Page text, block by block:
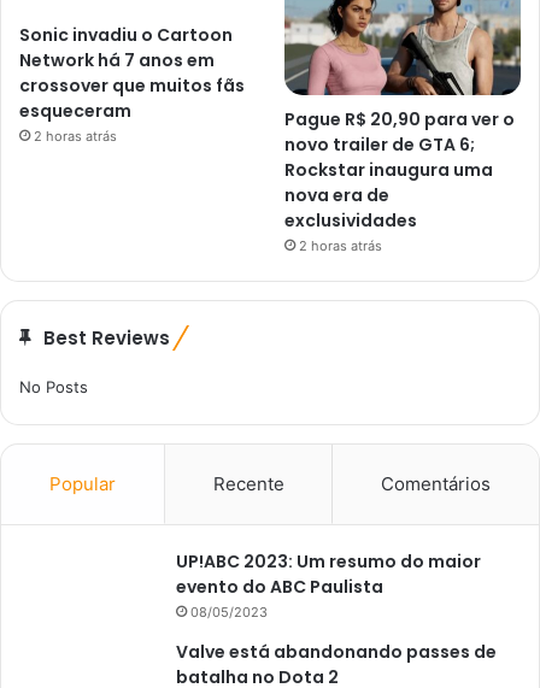
Sonic invadiu o Cartoon
Network há 7 anos em
crossover que muitos fãs
esqueceram
2 horas atrás
Pague R$ 20,90 para ver o
novo trailer de GTA 6;
Rockstar inaugura uma
nova era de
exclusividades
2 horas atrás
Best Reviews
No Posts
Popular Recente Comentários
UP!ABC 2023: Um resumo do maior
evento do ABC Paulista
08/05/2023
Valve está abandonando passes de
batalha no Dota 2